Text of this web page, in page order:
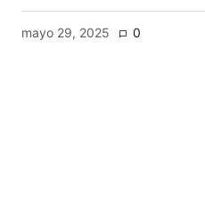
mayo 29, 2025 0